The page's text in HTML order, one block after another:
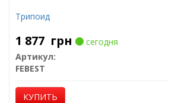
Трипоид
1 877 грн
сегодня
Артикул:
FEBEST
КУПИТЬ